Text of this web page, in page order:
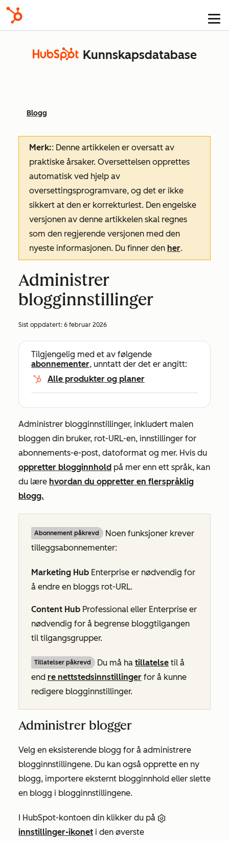
Kunnskapsdatabase
Blogg
Merk:: Denne artikkelen er oversatt av
praktiske årsaker. Oversettelsen opprettes
automatisk ved hjelp av
oversettingsprogramvare, og det er ikke
sikkert at den er korrekturlest. Den engelske
versjonen av denne artikkelen skal regnes
som den regjerende versjonen med den
nyeste informasjonen. Du finner den her.
Administrer
blogginnstillinger
Sist oppdatert: 6 februar 2026
Tilgjengelig med et av følgende
abonnementer, unntatt der det er angitt:
Alle produkter og planer
Administrer blogginnstillinger, inkludert malen
bloggen din bruker, rot-URL-en, innstillinger for
abonnements-e-post, datoformat og mer. Hvis du
oppretter blogginnhold på mer enn ett språk, kan
du lære hvordan du oppretter en flerspråklig
blogg.
Abonnement påkrevd
Noen funksjoner krever
tilleggsabonnementer:
Marketing Hub Enterprise er nødvendig for
å endre en bloggs rot-URL.
Content Hub Professional eller Enterprise er
nødvendig for å begrense bloggtilgangen
til tilgangsgrupper.
Tillatelser påkrevd Du må ha tillatelse til å
end re nettstedsinnstillinger for å kunne
redigere blogginnstillinger.
Administrer blogger
Velg en eksisterende blogg for å administrere
blogginnstillingene. Du kan også opprette en ny
blogg, importere eksternt blogginnhold eller slette
en blogg i blogginnstillingene.
I HubSpot-kontoen din klikker du på
innstillinger-ikonet i den øverste